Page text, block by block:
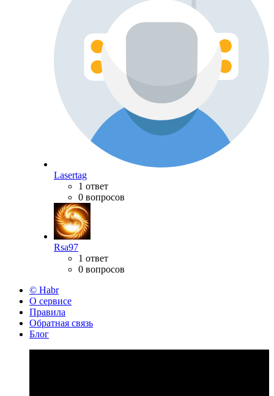
Lasertag
1 ответ
0 вопросов
Rsa97
1 ответ
0 вопросов
© Habr
О сервисе
Правила
Обратная связь
Блог